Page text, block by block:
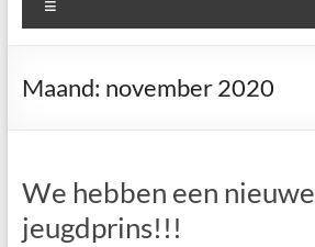
de
Keien
De
Keien
Maand: november 2020
We hebben een nieuwe
jeugdprins!!!